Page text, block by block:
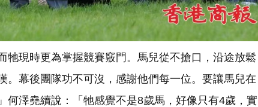
牠現時更為掌握競賽竅門。馬兒從不搶口，沿途放鬆
幕後團隊功不可沒，感謝他們每一位。要讓馬兒在
澤堯續說：「牠感覺不是8歲馬，好像只有4歲，實